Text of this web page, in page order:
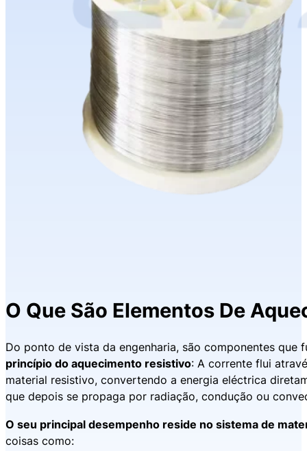
O Que São Elementos De
Do ponto de vista da engenharia, são componentes que
princípio do aquecimento resistivo: A corrente flui
material resistivo, convertendo a energia eléctrica
que depois se propaga por radiação, condução ou
O seu principal desempenho reside no sistema de
coisas como: